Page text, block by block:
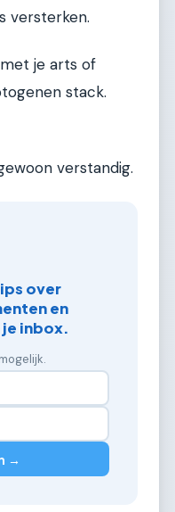
versterken.
je arts of
stack.
verstandig.
over
en
inbox.
→